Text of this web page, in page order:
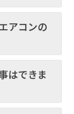
アコンの
はできま